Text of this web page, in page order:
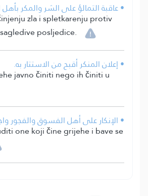
• عاقبة التمالؤ على الشر والمكر
zla i spletkarenju protiv
posljedice.
• إعلان المنكر أقبح من الاستتار به.
javno činiti nego ih činiti u
• الإنكار على أهل الفسوق والفجور
one koji čine grijehe i bave se